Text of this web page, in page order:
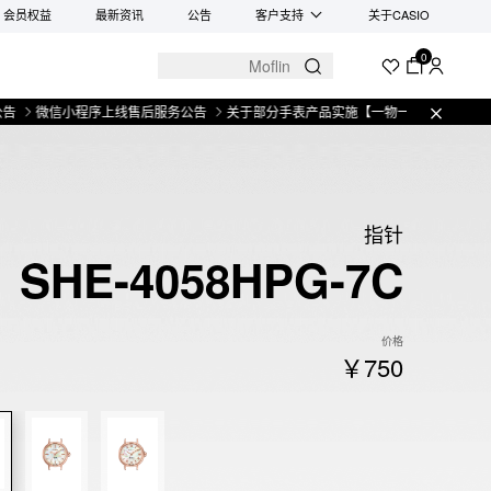
会员权益 最新资讯 公告 客户支持 关于CASIO
0
微信小程序上线售后服务公告 关于部分手表产品实施【一物一码】管理的公告
指针
SHE-4058HPG-7C
价格
￥750